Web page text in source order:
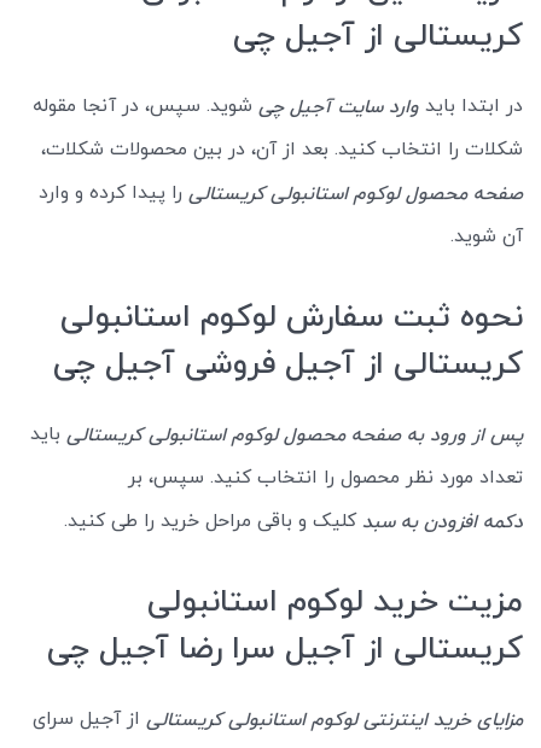
کریستالی از آجیل چی
در ابتدا باید وارد سایت آجیل چی شوید. سپس، در آنجا مقوله
شکلات را انتخاب کنید. بعد از آن، در بین محصولات شکلات،
صفحه محصول لوکوم استانبولی کریستالی را پیدا کرده و وارد
آن شوید.
نحوه ثبت سفارش لوکوم استانبولی
کریستالی از آجیل فروشی آجیل چی
پس از ورود به صفحه محصول لوکوم استانبولی کریستالی باید
تعداد مورد نظر محصول را انتخاب کنید. سپس، بر
دکمه افزودن به سبدکلیک و باقی مراحل خرید را طی کنید.
مزیت خرید لوکوم استانبولی
کریستالی از آجیل سرا رضا آجیل چی
مزایای خرید اینترنتی لوکوم استانبولی کریستالی از آجیل سرای